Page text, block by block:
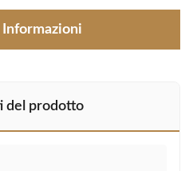
Informazioni
del prodotto